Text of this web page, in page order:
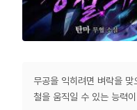
무공을 익히려면 벼락을 맞
철을 움직일 수 있는 능력